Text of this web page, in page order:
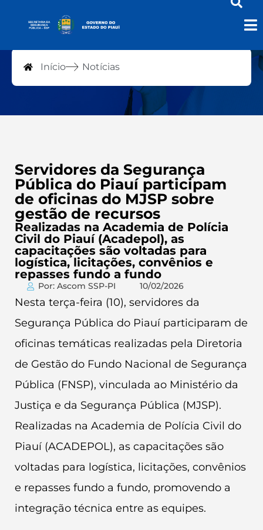
Notícias
Início Notícias
Servidores da Segurança
Pública do Piauí participam
de oficinas do MJSP sobre
gestão de recursos
Realizadas na Academia de Polícia
Civil do Piauí (Acadepol), as
capacitações são voltadas para
logística, licitações, convênios e
repasses fundo a fundo
Por: Ascom SSP-PI 10/02/2026
Nesta terça-feira (10), servidores da
Segurança Pública do Piauí participaram de
oficinas temáticas realizadas pela Diretoria
de Gestão do Fundo Nacional de Segurança
Pública (FNSP), vinculada ao Ministério da
Justiça e da Segurança Pública (MJSP).
Realizadas na Academia de Polícia Civil do
Piauí (ACADEPOL), as capacitações são
voltadas para logística, licitações, convênios
e repasses fundo a fundo, promovendo a
integração técnica entre as equipes.